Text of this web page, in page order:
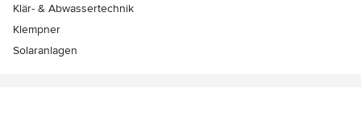
Klär- & Abwassertechnik
Klempner
Solaranlagen